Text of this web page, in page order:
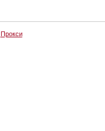
Прокси